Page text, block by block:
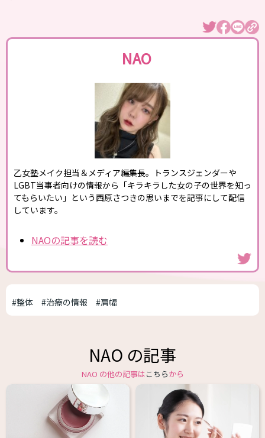
NAO
乙女塾メイク担当＆メディア編集長。トランスジェンダーや
LGBT当事者向けの情報から「キラキラした女の子の世界を知っ
てもらいたい」という西原さつきの思いまでを記事にして配信
しています。
NAOの記事を読む
#整体 #治療の情報 #肩幅
NAO の記事
NAO の他の記事はこちらから